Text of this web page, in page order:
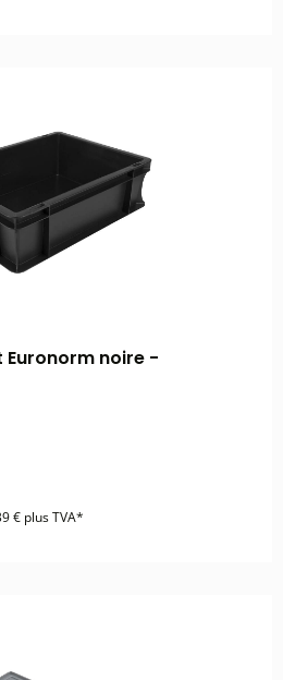
noire -
€ plus TVA*